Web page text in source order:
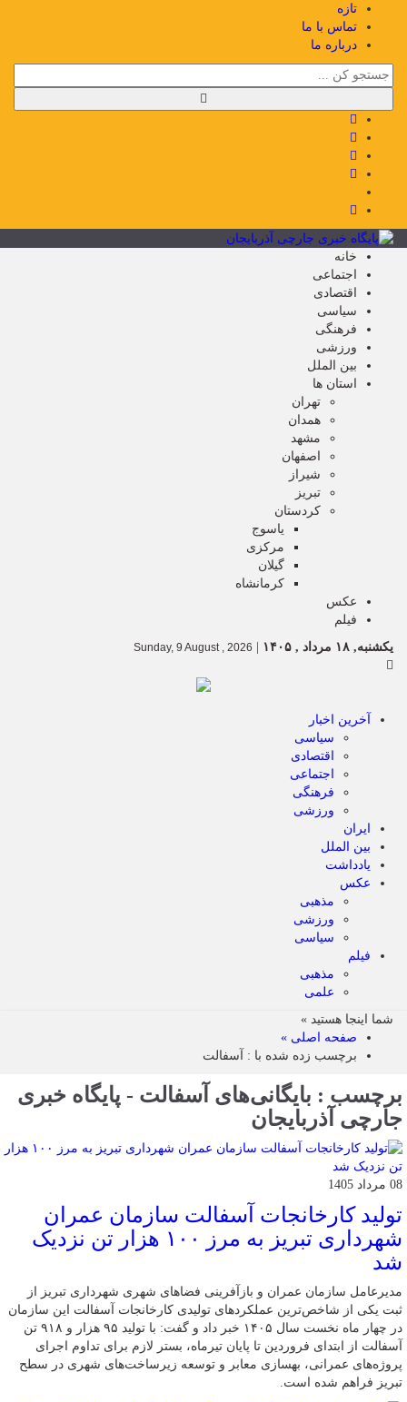
تازه
تماس با ما
درباره ما
خانه
اجتماعی
اقتصادی
سیاسی
فرهنگی
ورزشی
بین الملل
استان ها
تهران
همدان
مشهد
اصفهان
شیراز
تبریز
کردستان
یاسوج
مرکزی
گیلان
کرمانشاه
عکس
فیلم
یکشنبه, ۱۸ مرداد , ۱۴۰۵
Sunday, 9 August , 2026
آخرین اخبار
سیاسی
اقتصادی
اجتماعی
فرهنگی
ورزشی
ایران
بین الملل
یادداشت
عکس
مذهبی
ورزشی
سیاسی
فیلم
مذهبی
علمی
شما اینجا هستید »
صفحه اصلی »
برچسب زده شده با : آسفالت
برچسب : بایگانی‌های آسفالت - پایگاه خبری
جارچی آذربایجان
08 مرداد 1405
تولید کارخانجات آسفالت سازمان عمران
شهرداری تبریز به مرز ۱۰۰ هزار تن نزدیک
شد
مدیرعامل سازمان عمران و بازآفرینی فضاهای شهری شهرداری تبریز از
ثبت یکی از شاخص‌ترین عملکردهای تولیدی کارخانجات آسفالت این سازمان
در چهار ماه نخست سال ۱۴۰۵ خبر داد و گفت: با تولید ۹۵ هزار و ۹۱۸ تن
آسفالت از ابتدای فروردین تا پایان تیرماه، بستر لازم برای تداوم اجرای
پروژه‌های عمرانی، بهسازی معابر و توسعه زیرساخت‌های شهری در سطح
تبریز فراهم شده است.